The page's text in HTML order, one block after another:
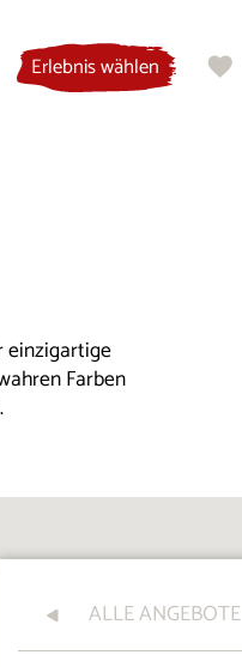
Erlebnis wählen
einzigartige
Farben
ALLE ANGEBOTE